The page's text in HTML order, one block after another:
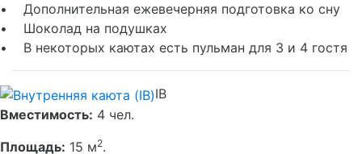
• Дополнительная ежевечерняя подготовка ко сну
• Шоколад на подушках
• В некоторых каютах есть пульман для 3 и 4 гостя
IB
Вместимость: 4 чел.
Площадь: 15 м2.